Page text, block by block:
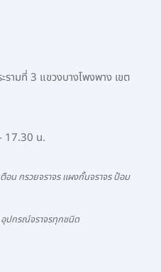
ามที่ 3 แขวงบางโพงพาง เขต
17.30 น.
อน กรวยจราจร แผงกั้นจราจร ป้อม
อุปกรณ์จราจรทุกชนิด